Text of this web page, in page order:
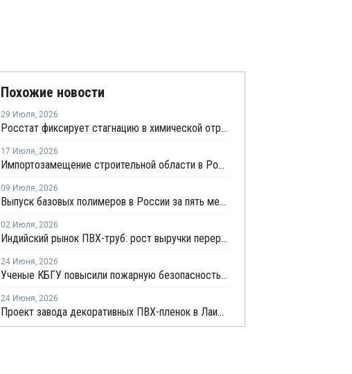
Похожие новости
29 Июля, 2026
Росстат фиксирует стагнацию в химической отрасли
17 Июля, 2026
Импортозамещение строительной области в России превышает 98%
09 Июля, 2026
Выпуск базовых полимеров в России за пять месяцев вырос на 3,8%
02 Июля, 2026
Индийский рынок ПВХ-труб: рост выручки переработчиков на фоне высоких цен на смолу
24 Июня, 2026
Ученые КБГУ повысили пожарную безопасность пластиковых стройматериалов
24 Июня, 2026
Проект завода декоративных ПВХ-пленок в Лаишево получил заключение госэкспертизы